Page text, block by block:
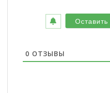
0 ОТЗЫВЫ